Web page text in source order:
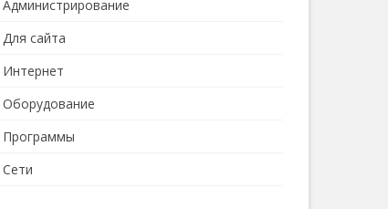
Администрирование
Для сайта
Интернет
Оборудование
Программы
Сети